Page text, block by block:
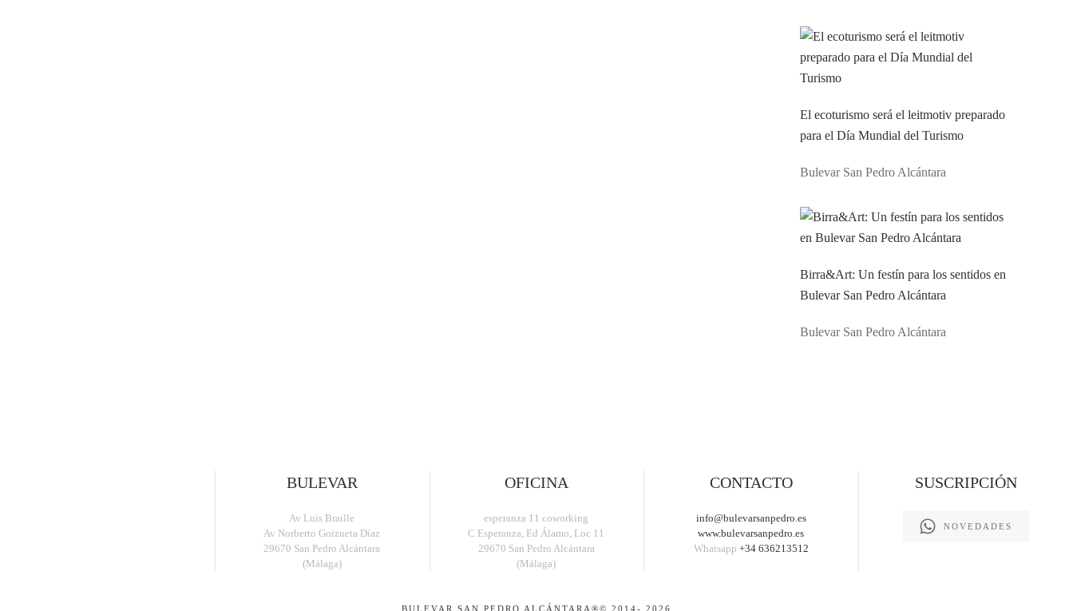
El ecoturismo será el leitmotiv preparado
para el Día Mundial del Turismo
Bulevar San Pedro Alcántara
Birra&Art: Un festín para los sentidos en
Bulevar San Pedro Alcántara
Bulevar San Pedro Alcántara
BULEVAR
Av Luis Braille
Av Norberto Goizueta Díaz
29670 San Pedro Alcántara
(Málaga)
OFICINA
esperanza 11 coworking
C Esperanza, Ed Álamo, Loc 11
29670 San Pedro Alcántara
(Málaga)
CONTACTO
info@bulevarsanpedro.es
www.bulevarsanpedro.es
Whatsapp +34 636213512
SUSCRIPCIÓN
NOVEDADES
BULEVAR SAN PEDRO ALCÁNTARA ®© 2014- 2026